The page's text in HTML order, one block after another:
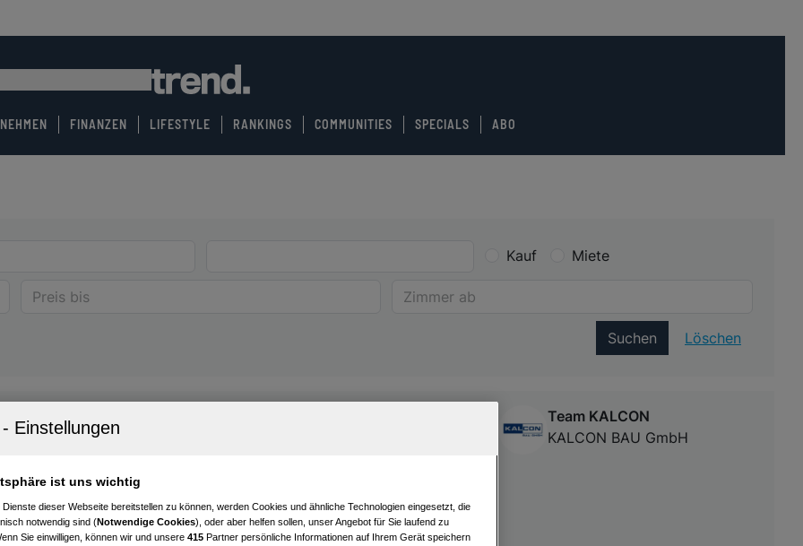
FINANZEN LIFESTYLE RANKINGS COMMUNITIES SPECIALS ABO
Kauf Miete
Suchen Löschen
Wagram
kompakte 171m² Wohneinheit mit Luftwärmepumpe | Gärten |
6
Zimmer
€ 499.000,00
Kaufpreis
Team KALCON
KALCON BAU GmbH
ist uns wichtig
Dienste dieser Webseite bereitstellen zu können, werden Cookies und ähnliche Technologien eingesetzt, die
notwendig sind (Notwendige Cookies), oder aber helfen sollen, unser Angebot für Sie laufend zu
Sie einwilligen, können wir und unsere 415 Partner persönliche Informationen auf Ihrem Gerät speichern